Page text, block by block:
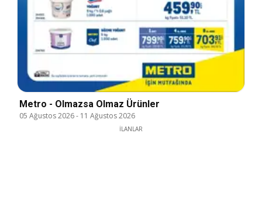
Metro - Olmazsa Olmaz Ürünler
05 Ağustos 2026- 11 Ağustos 2026
İLANLAR